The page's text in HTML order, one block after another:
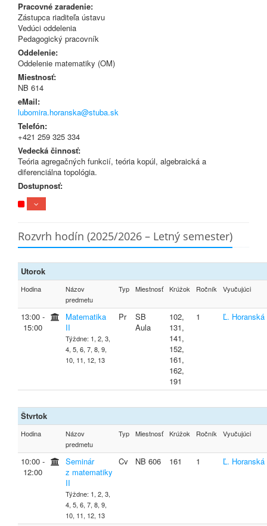
Pracovné zaradenie:
Zástupca riaditeľa ústavu
Vedúci oddelenia
Pedagogický pracovník
Oddelenie:
Oddelenie matematiky (OM)
Miestnosť:
NB 614
eMail:
lubomira.horanska@stuba.sk
Telefón:
+421 259 325 334
Vedecká činnosť:
Teória agregačných funkcií, teória kopúl, algebraická a
diferenciálna topológia.
Dostupnosť:
Rozvrh hodín (2025/2026 – Letný semester)
Utorok
Hodina
Názov
predmetu
Typ Miestnosť Krúžok Ročník Vyučujúci
13:00 ‐
15:00
Matematika
II
Týždne: 1, 2, 3,
4, 5, 6, 7, 8, 9,
10, 11, 12, 13
Pr
SB
Aula
102,
131,
141,
152,
161,
162,
191
1 Ľ. Horanská
Štvrtok
Hodina
Názov
predmetu
Typ Miestnosť Krúžok Ročník Vyučujúci
10:00 ‐
12:00
Seminár
z matematiky
II
Týždne: 1, 2, 3,
4, 5, 6, 7, 8, 9,
10, 11, 12, 13
Cv NB 606 161 1 Ľ. Horanská